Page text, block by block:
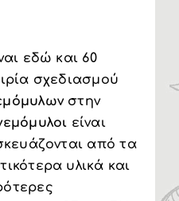
εδώ και 60
σχεδιασμού
στην
είναι
από τα
υλικά και